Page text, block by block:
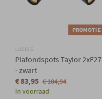
PROMOTIE
LUCIDE
Plafondspots Taylor 2xE27
- zwart
€ 83,95 € 104,94
In voorraad